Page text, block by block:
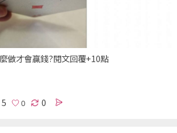
做才會贏錢?閱文回覆+10點
5 0